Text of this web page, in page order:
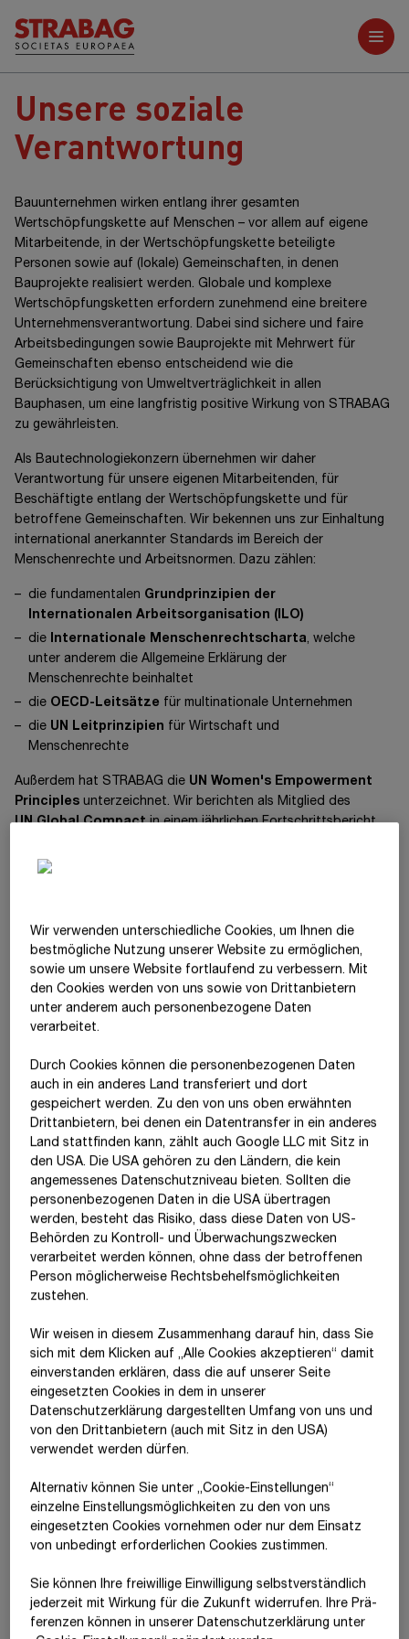
Weitere Berichte
Unsere soziale
Verantwortung
Bauunternehmen wirken entlang ihrer gesamten
Wertschöpfungskette auf Menschen – vor allem auf eigene
Mitarbeitende, in der Wertschöpfungskette beteiligte
Personen sowie auf (lokale) Gemeinschaften, in denen
Bauprojekte realisiert werden. Globale und komplexe
Wertschöpfungsketten erfordern zunehmend eine breitere
Unternehmensverantwortung. Dabei sind sichere und faire
Arbeitsbedingungen sowie Bauprojekte mit Mehrwert für
Gemeinschaften ebenso entscheidend wie die
Berücksichtigung von Umweltverträglichkeit in allen
Bauphasen, um eine langfristig positive Wirkung von STRABAG
zu gewährleisten.
Als Bautechnologiekonzern übernehmen wir daher
Verantwortung für unsere eigenen Mitarbeitenden, für
Beschäftigte entlang der Wertschöpfungskette und für
betroffene Gemeinschaften. Wir bekennen uns zur Einhaltung
international anerkannter Standards im Bereich der
Menschenrechte und Arbeitsnormen. Dazu zählen:
die fundamentalen Grundprinzipien der
Internationalen Arbeitsorganisation (ILO)
die Internationale Menschenrechtscharta, welche
unter anderem die Allgemeine Erklärung der
Menschenrechte beinhaltet
die OECD-Leitsätze für multinationale Unternehmen
die UN Leitprinzipien für Wirtschaft und
Menschenrechte
Außerdem hat STRABAG die UN Women's Empowerment
Principles unterzeichnet. Wir berichten als Mitglied des
UN Global Compactin einem jährlichen Fortschrittsbericht
in den Bereichen Menschenrechte, Arbeitsnormen,
Konzernrichtlinien.
STRABAG hat sich das Ziel gesetzt, mindestens einmal pro
Jahr ein Stakeholderdialogformat mit Themenbezug zu
für die Anforderungen und Interessen unserer Stakeholder zu
Präsenzveranstaltungen mit relevanten betroffenen
Stakeholdern oder ihren Vertreter:innen, um einen interaktiven
Austausch zu fördern. Im Jahr 2025 initiierte STRABAG ein
eigenesStakeholderdialogformatmit einer
Interessenvertretung zum Thema Arbeitsausbeutung und
beteiligte sich zusätzlich an mehreren von externen
Organisationen durchgeführten Stakeholderdialogen. Von
STRABAG durchgeführte Stakeholderdialoge, die neben
Themen aus dem Bereich Menschenrechte auch weitere ESG-
Themen beinhalten, finden aktuell in einem Turnus von zwei
Jahren statt. Der nächste STRABAG-Stakeholderdialogfindet
2026 statt. Durch diese Einbindungsmaßnahmen können wir
vorausschauend handeln und die Transformation der
Das Verhältnis von STRABAG zu den drei Anspruchsgruppen –
der eigenen Belegschaft,
den Arbeitskräften entlang der Wertschöpfungskette
den betroffenen Gemeinschaften– gestaltet sich jeweils
unterschiedlich. Entsprechend bestehen verschiedene
konzernweit gültige Richtlinien und Policies, die unter
Verantwortung gegenüber diesen Gruppen festlegen. Dabei
werden deren spezifische Merkmale berücksichtigt. In eigenen
Kapiteln werden die jeweiligen Richtlinien, Ziele sowie bereits
umgesetzte und geplante Maßnahmen näher erläutert.
Wir verwenden unterschiedliche Cookies, um Ihnen die
best­mögliche Nutzung unserer Website zu ermöglichen,
sowie um unsere Website fortlaufend zu verbessern. Mit
den Cookies werden von uns sowie von Drittanbietern
unter anderem auch personenbezogene Daten
verarbeitet.
Durch Cookies können die personenbezogenen Daten
auch in ein anderes Land transferiert und dort
gespeichert werden. Zu den von uns oben erwähnten
Drittanbietern, bei denen ein Datentransfer in ein anderes
Land stattfinden kann, zählt auch Google LLC mit Sitz in
den USA. Die USA gehören zu den Ländern, die kein
angemessenes Datenschutzniveau bieten. Sollten die
personenbezogenen Daten in die USA übertragen
werden, besteht das Risiko, dass diese Daten von US-
Behörden zu Kontroll- und Überwachungszwecken
verarbeitet werden können, ohne dass der betroffenen
Person möglicherweise Rechtsbehelfsmöglichkeiten
zustehen.
Wir weisen in diesem Zusammenhang darauf hin, dass Sie
sich mit dem Klicken auf „Alle Cookies akzeptieren“ damit
ein­ver­standen erklären, dass die auf unserer Seite
eingesetzten Cookies in dem in unserer
Datenschutzerklärung dargestellten Umfang von uns und
von den Drittanbietern (auch mit Sitz in den USA)
verwendet werden dürfen.
Alternativ können Sie unter „Cookie-Einstellungen“
einzelne Einstellungsmöglichkeiten zu den von uns
eingesetzten Cookies vornehmen oder nur dem Einsatz
von unbedingt erforderlichen Cookies zustimmen.
Sie können Ihre freiwillige Einwilligung selbstverständlich
jederzeit mit Wirkung für die Zukunft widerrufen. Ihre Prä­
fe­renzen können in unserer Datenschutzerklärung unter